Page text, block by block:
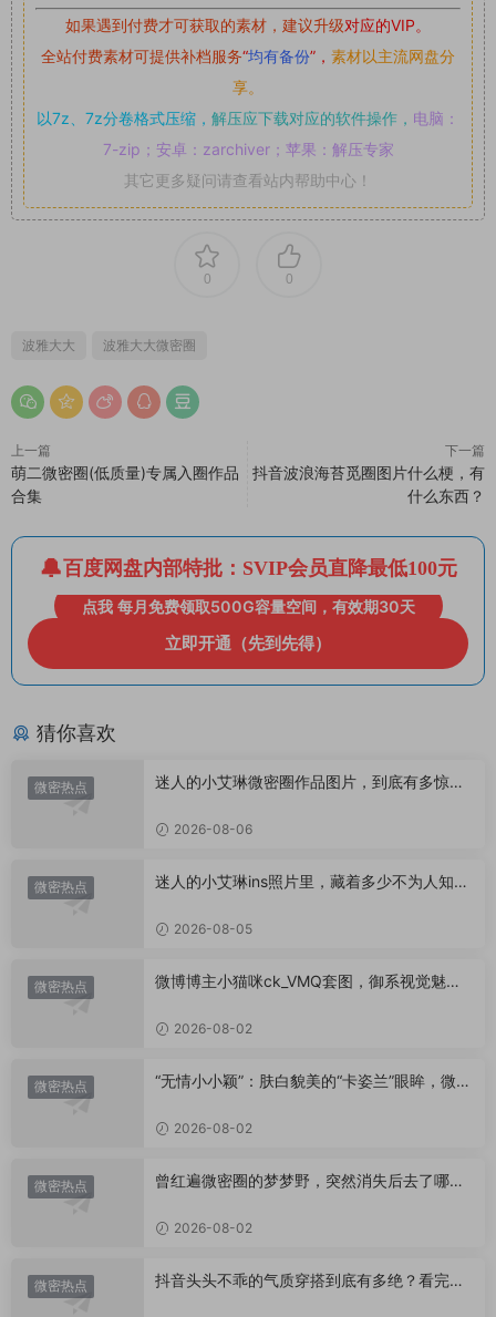
如果遇到付费才可获取的素材，建议升级对应的VIP。
全站付费素材可提供补档服务“均有备份”， 素材以主流网盘分
享。
以7z、7z分卷格式压缩， 解压应下载对应的软件操作， 电脑：
7-zip；安卓：zarchiver；苹果：解压专家
其它更多疑问请查看站内帮助中心！
0 0
波雅大大 波雅大大微密圈
上一篇
萌二微密圈(低质量)专属入圈作品
合集
下一篇
抖音波浪海苔觅圈图片什么梗，有
什么东西？
百度网盘内部特批：SVIP会员直降最低100元
点我 每月免费领取500G容量空间，有效期30天
立即开通（先到先得）
猜你喜欢
微密热点
迷人的小艾琳微密圈作品图片，到底有多惊
2026-08-06
微密热点
迷人的小艾琳ins照片里，藏着多少不为人知的
2026-08-05
微密热点
微博博主小猫咪ck_VMQ套图，御系视觉魅力
2026-08-02
微密热点
“无情小小颖”：肤白貌美的“卡姿兰”眼眸，微密
2026-08-02
微密热点
曾红遍微密圈的梦梦野，突然消失后去了哪
2026-08-02
微密热点
抖音头头不乖的气质穿搭到底有多绝？看完想